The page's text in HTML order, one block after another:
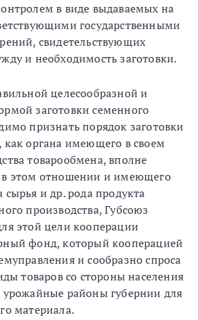
в виде выдаваемых на
государственными
свидетельствующих
и необходимость заготовки.
целесообразной и
заготовки семенного
признать порядок заготовки
органа имеющего в своем
товарообмена, вполне
в этом отношении и имеющего
и др. рода продукта
производства, Губсоюз
этой цели кооперации
фонд, который кооперацией
и сообразно спроса
товаров со стороны населения
урожайные районы губернии для
материала.